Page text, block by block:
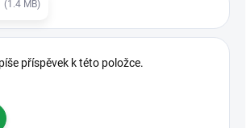
(1.4 MB)
příspěvek k této položce.